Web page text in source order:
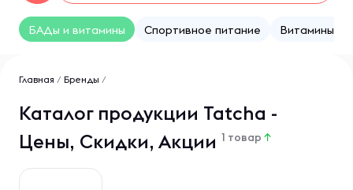
БАДы и витамины Спортивное питание Витамины
Главная / Бренды /
Каталог продукции Tatcha -
Цены, Скидки, Акции 1 товар ↑